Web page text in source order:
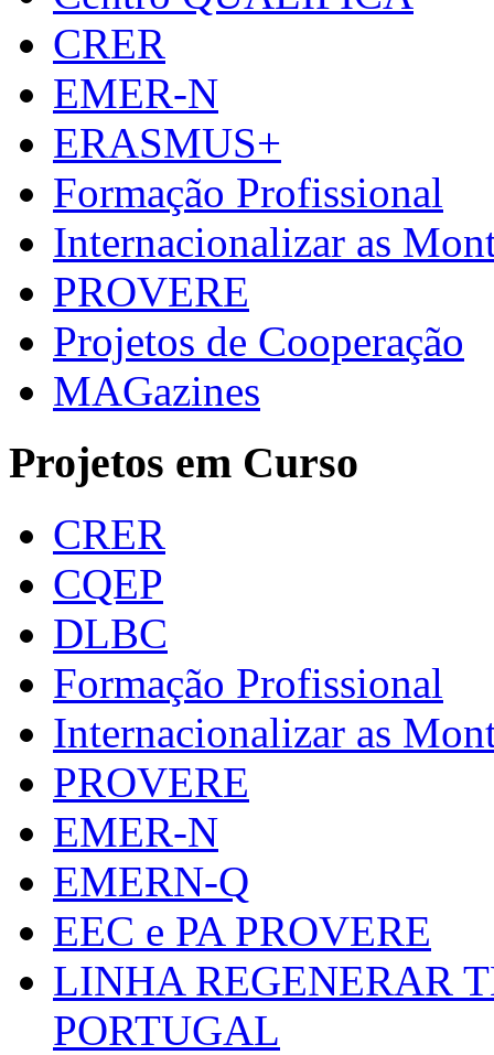
CRER
EMER-N
ERASMUS+
Formação Profissional
Internacionalizar as
PROVERE
Projetos de Cooperação
MAGazines
Projetos em Curso
CRER
CQEP
DLBC
Formação Profissional
Internacionalizar as
PROVERE
EMER-N
EMERN-Q
EEC e PA PROVERE
LINHA REGENERAR
PORTUGAL